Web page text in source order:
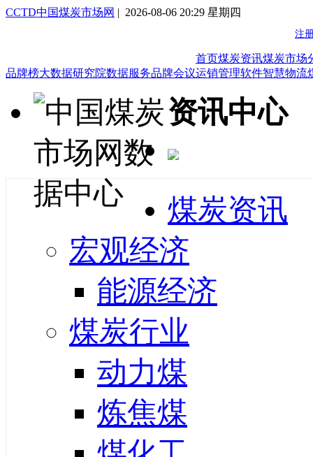
CCTD中国煤炭市场网 | 2026-08-06 20:29 星期四
首页煤炭资讯煤炭市场
品牌榜大数据研究院数据服务品牌会议运销管理软件智慧物流
资讯中心
煤炭资讯
宏观经济
能源经济
煤炭行业
动力煤
炼焦煤